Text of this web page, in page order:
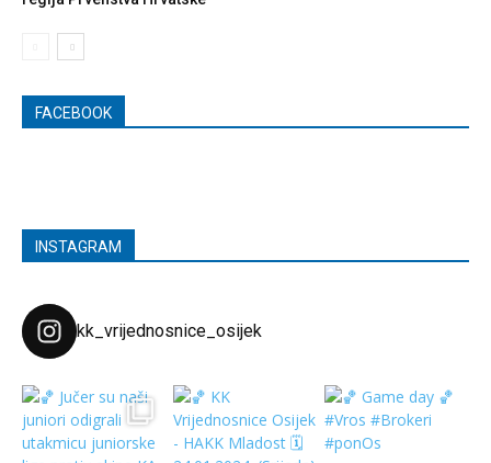
FACEBOOK
INSTAGRAM
kk_vrijednosnice_osijek